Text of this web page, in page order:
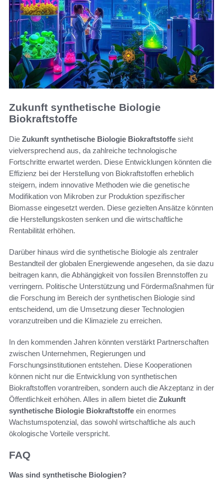
Zukunft synthetische Biologie
Biokraftstoffe
Die Zukunft synthetische Biologie Biokraftstoffe sieht
vielversprechend aus, da zahlreiche technologische
Fortschritte erwartet werden. Diese Entwicklungen könnten die
Effizienz bei der Herstellung von Biokraftstoffen erheblich
steigern, indem innovative Methoden wie die genetische
Modifikation von Mikroben zur Produktion spezifischer
Biomasse eingesetzt werden. Diese gezielten Ansätze könnten
die Herstellungskosten senken und die wirtschaftliche
Rentabilität erhöhen.
Darüber hinaus wird die synthetische Biologie als zentraler
Bestandteil der globalen Energiewende angesehen, da sie dazu
beitragen kann, die Abhängigkeit von fossilen Brennstoffen zu
verringern. Politische Unterstützung und Fördermaßnahmen für
die Forschung im Bereich der synthetischen Biologie sind
entscheidend, um die Umsetzung dieser Technologien
voranzutreiben und die Klimaziele zu erreichen.
In den kommenden Jahren könnten verstärkt Partnerschaften
zwischen Unternehmen, Regierungen und
Forschungsinstitutionen entstehen. Diese Kooperationen
können nicht nur die Entwicklung von synthetischen
Biokraftstoffen vorantreiben, sondern auch die Akzeptanz in der
Öffentlichkeit erhöhen. Alles in allem bietet die Zukunft
synthetische Biologie Biokraftstoffe ein enormes
Wachstumspotenzial, das sowohl wirtschaftliche als auch
ökologische Vorteile verspricht.
FAQ
Was sind synthetische Biologien?